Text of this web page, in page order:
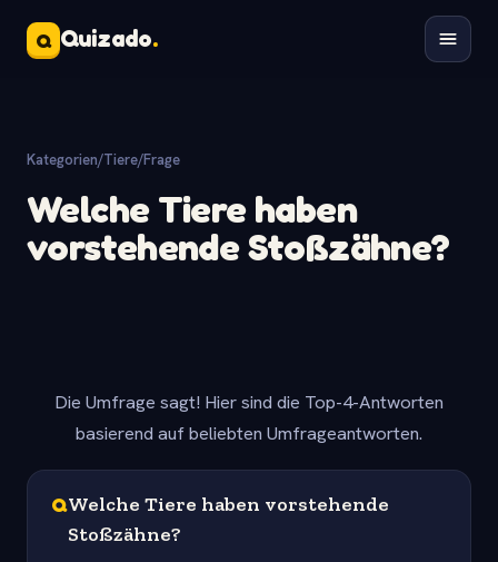
Q Quizado.
Kategorien/Tiere/Frage
Welche Tiere haben
vorstehende Stoßzähne?
Die Umfrage sagt! Hier sind die Top-4-Antworten
basierend auf beliebten Umfrageantworten.
QWelche Tiere haben vorstehende
Stoßzähne?